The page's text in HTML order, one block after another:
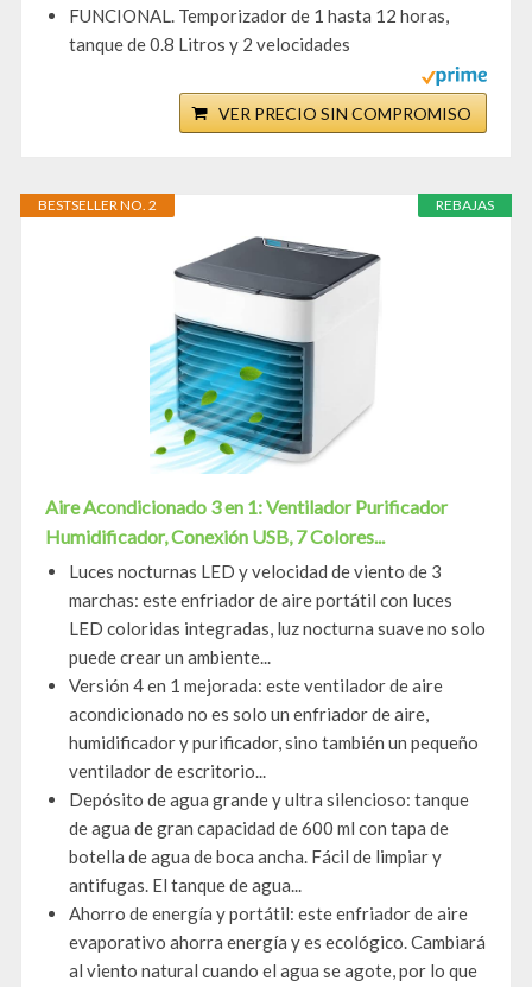
FUNCIONAL. Temporizador de 1 hasta 12 horas,
tanque de 0.8 Litros y 2 velocidades
VER PRECIO SIN COMPROMISO
REBAJAS
BESTSELLER NO. 2
Aire Acondicionado 3 en 1: Ventilador Purificador
Humidificador, Conexión USB, 7 Colores...
Luces nocturnas LED y velocidad de viento de 3
marchas: este enfriador de aire portátil con luces
LED coloridas integradas, luz nocturna suave no solo
puede crear un ambiente...
Versión 4 en 1 mejorada: este ventilador de aire
acondicionado no es solo un enfriador de aire,
humidificador y purificador, sino también un pequeño
ventilador de escritorio...
Depósito de agua grande y ultra silencioso: tanque
de agua de gran capacidad de 600 ml con tapa de
botella de agua de boca ancha. Fácil de limpiar y
antifugas. El tanque de agua...
Ahorro de energía y portátil: este enfriador de aire
evaporativo ahorra energía y es ecológico. Cambiará
al viento natural cuando el agua se agote, por lo que